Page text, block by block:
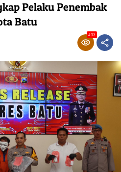
Pelaku Penembak
Batu
403